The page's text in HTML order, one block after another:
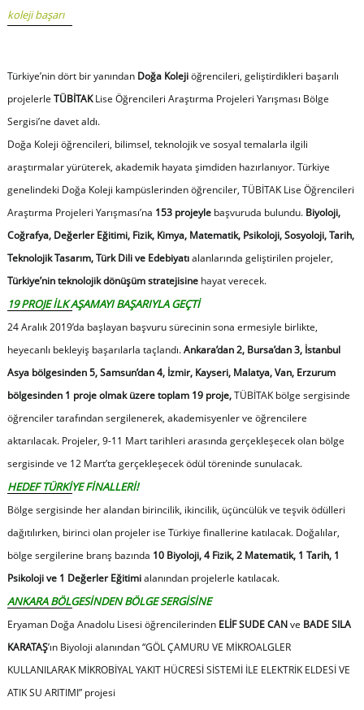
koleji başarı
Türkiye’nin dört bir yanından Doğa Kolejiöğrencileri, geliştirdikleri başarılı
projelerle TÜBİTAKLise Öğrencileri Araştırma Projeleri Yarışması Bölge
Sergisi’ne davet aldı.
Doğa Koleji öğrencileri, bilimsel, teknolojik ve sosyal temalarla ilgili
araştırmalar yürüterek, akademik hayata şimdiden hazırlanıyor. Türkiye
genelindeki Doğa Koleji kampüslerinden öğrenciler, TÜBİTAK Lise Öğrencileri
Araştırma Projeleri Yarışması’na 153 projeylebaşvuruda bulundu. Biyoloji,
Coğrafya, Değerler Eğitimi, Fizik, Kimya, Matematik, Psikoloji, Sosyoloji, Tarih,
Teknolojik Tasarım, Türk Dili ve Edebiyatıalanlarında geliştirilen projeler,
Türkiye’nin teknolojik dönüşüm stratejisinehayat verecek.
19 PROJE İLK AŞAMAYI BAŞARIYLA GEÇTİ
24 Aralık 2019’da başlayan başvuru sürecinin sona ermesiyle birlikte,
heyecanlı bekleyiş başarılarla taçlandı.Ankara’dan 2, Bursa’dan 3, İstanbul
Asya bölgesinden 5, Samsun’dan 4, İzmir, Kayseri, Malatya, Van, Erzurum
bölgesinden 1 proje olmak üzere toplam 19 proje,TÜBİTAK bölge sergisinde
öğrenciler tarafından sergilenerek, akademisyenler ve öğrencilere
aktarılacak. Projeler, 9-11 Mart tarihleri arasında gerçekleşecek olan bölge
sergisinde ve 12 Mart’ta gerçekleşecek ödül töreninde sunulacak.
HEDEF TÜRKİYE FİNALLERİ!
Bölge sergisinde her alandan birincilik, ikincilik, üçüncülük ve teşvik ödülleri
dağıtılırken, birinci olan projeler ise Türkiye finallerine katılacak. Doğalılar,
bölge sergilerine branş bazında 10 Biyoloji, 4 Fizik, 2 Matematik, 1 Tarih, 1
Psikoloji ve 1 Değerler Eğitimialanından projelerle katılacak.
ANKARA BÖLGESİNDEN BÖLGE SERGİSİNE
Eryaman Doğa Anadolu Lisesi öğrencilerinden ELİF SUDE CANve BADE SILA
KARATAŞ’ın Biyoloji alanından“GÖL ÇAMURU VE MİKROALGLER
KULLANILARAK MİKROBİYAL YAKIT HÜCRESİ SİSTEMİ İLE ELEKTRİK ELDESİ VE
ATIK SU ARITIMI” projesi